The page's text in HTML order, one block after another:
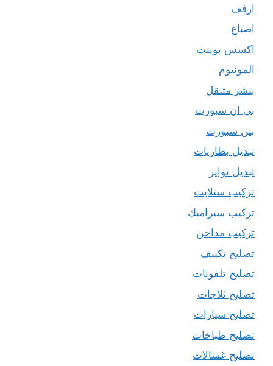
ارفف
اصباغ
اكسس بوينت
المونيوم
بنشر متنقل
بي ان سبورت
بين سبورت
تبديل بطاريات
تبديل تواير
تركيب ستلايت
تركيب سيراميك
تركيب مداخن
تصليح تكييف
تصليح تلفونات
تصليح ثلاجات
تصليح سيارات
تصليح طباخات
تصليح غسالات